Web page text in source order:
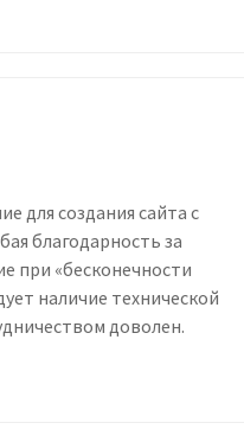
для создания сайта с
благодарность за
при «бесконечности
наличие технической
доволен.